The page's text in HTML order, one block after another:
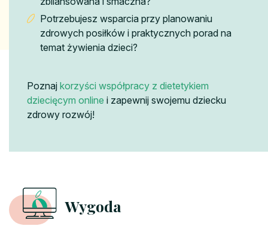
Potrzebujesz wsparcia przy planowaniu
zdrowych posiłków i praktycznych porad na
temat żywienia dzieci?
Poznaj korzyści współpracy z dietetykiem
dziecięcym online i zapewnij swojemu dziecku
zdrowy rozwój!
Wygoda